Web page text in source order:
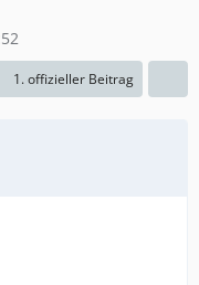
1. offizieller Beitrag